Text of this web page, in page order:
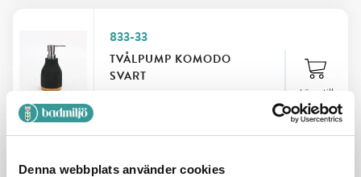
Denna webbplats använder cookies
833-33
TVÅLPUMP KOMODO
SVART
Lägg till
833-41